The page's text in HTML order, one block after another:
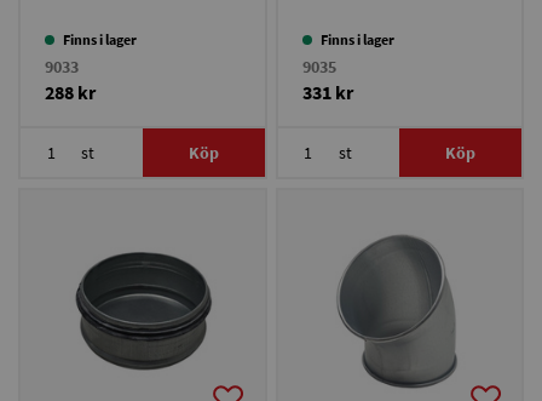
Finns i lager
9033
288 kr
st Köp
Finns i lager
9035
331 kr
st Köp